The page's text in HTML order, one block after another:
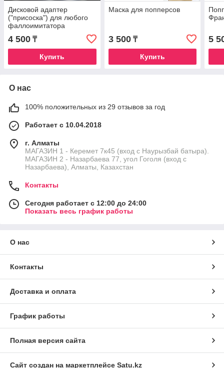
Дисковой адаптер
("присоска") для любого
фаллоимитатора
4 500 ₸
Купить
Маска для попперсов
3 500₸
Купить
5
О нас
100% положительных из 29 отзывов за год
Работает с 10.04.2018
г. Алматы
МАГАЗИН 1 - Керемет 7к45 (вход с Наурызбай батыра).
МАГАЗИН 2 - Назарбаева 77, угол Гоголя (вход с
Назарбаева), Алматы, Казахстан
Контакты
Сегодня работает с 12:00 до 24:00
Показать весь график работы
О нас
Контакты
Доставка и оплата
График работы
Полная версия сайта
Сайт создан на маркетплейсе Satu.kz